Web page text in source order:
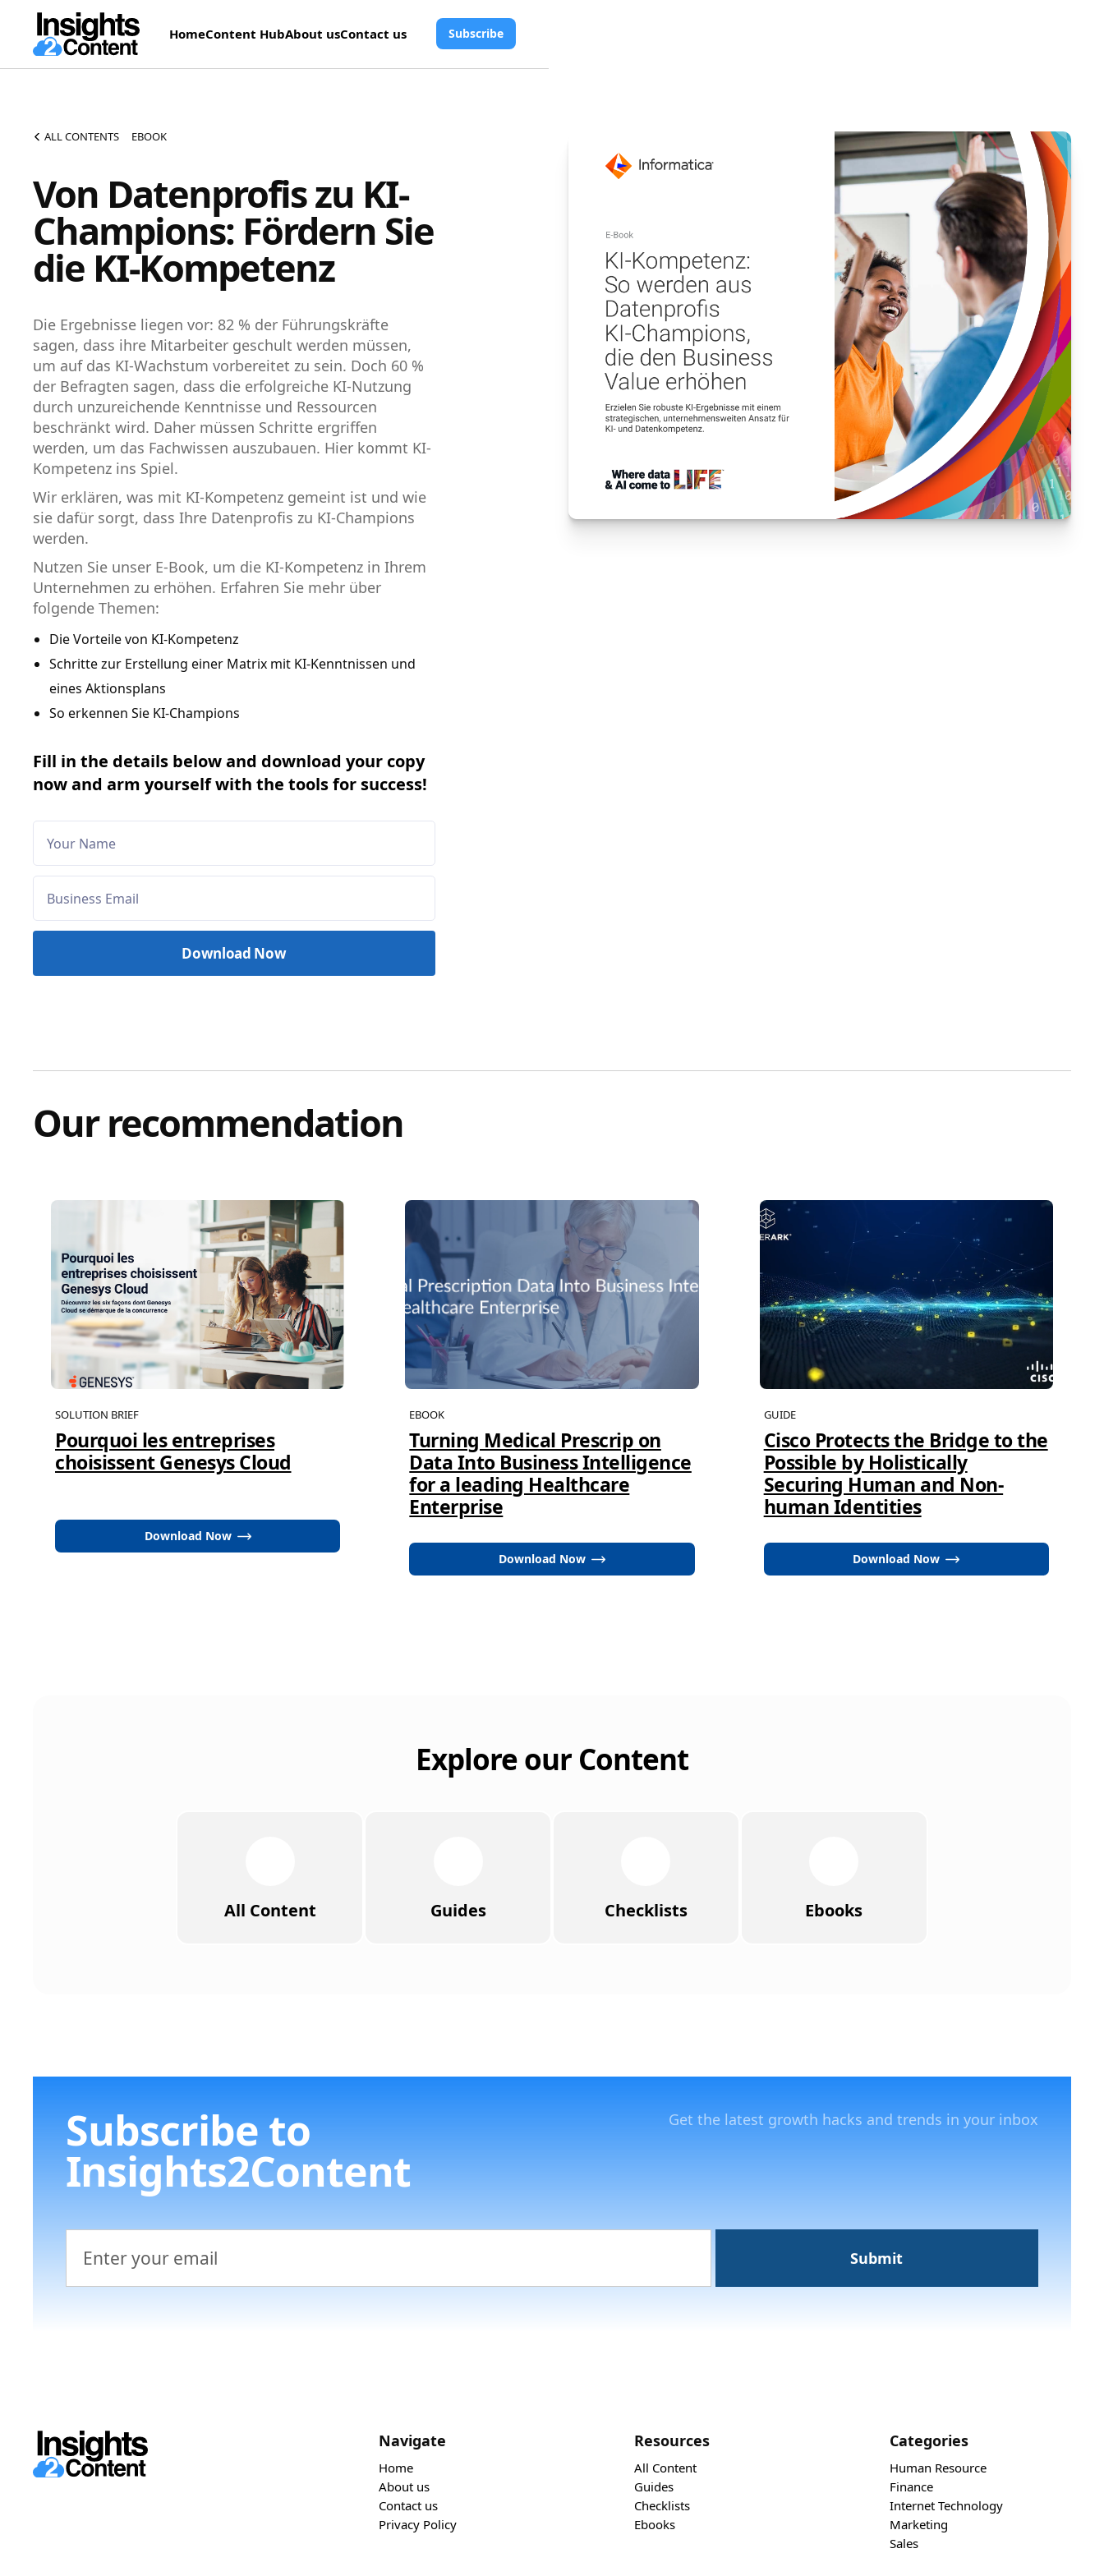
HomeContent HubAbout usContact us Subscribe
ALL CONTENTS EBOOK
Von Datenprofis zu KI-
Champions: Fördern Sie
die KI-Kompetenz
Die Ergebnisse liegen vor: 82 % der Führungskräfte
sagen, dass ihre Mitarbeiter geschult werden müssen,
um auf das KI-Wachstum vorbereitet zu sein. Doch 60 %
der Befragten sagen, dass die erfolgreiche KI-Nutzung
durch unzureichende Kenntnisse und Ressourcen
beschränkt wird. Daher müssen Schritte ergriffen
werden, um das Fachwissen auszubauen. Hier kommt KI-
Kompetenz ins Spiel.
Wir erklären, was mit KI-Kompetenz gemeint ist und wie
sie dafür sorgt, dass Ihre Datenprofis zu KI-Champions
werden.
Nutzen Sie unser E-Book, um die KI-Kompetenz in Ihrem
Unternehmen zu erhöhen. Erfahren Sie mehr über
folgende Themen:
Die Vorteile von KI-Kompetenz
Schritte zur Erstellung einer Matrix mit KI-Kenntnissen und
eines Aktionsplans
So erkennen Sie KI-Champions
Fill in the details below and download your copy
now and arm yourself with the tools for success!
Our recommendation
SOLUTION BRIEF
Pourquoi les entreprises
choisissent Genesys Cloud
Download Now
EBOOK
Turning Medical Prescrip on
Data Into Business Intelligence
for a leading Healthcare
Enterprise
Download Now
GUIDE
Cisco Protects the Bridge to the
Possible by Holistically
Securing Human and Non-
human Identities
Download Now
Explore our Content
All Content Guides Checklists Ebooks
Subscribe to
Insights2Content
Get the latest growth hacks and trends in your inbox
Navigate
Home
About us
Contact us
Privacy Policy
Resources
All Content
Guides
Checklists
Ebooks
Categories
Human Resource
Finance
Internet Technology
Marketing
Sales